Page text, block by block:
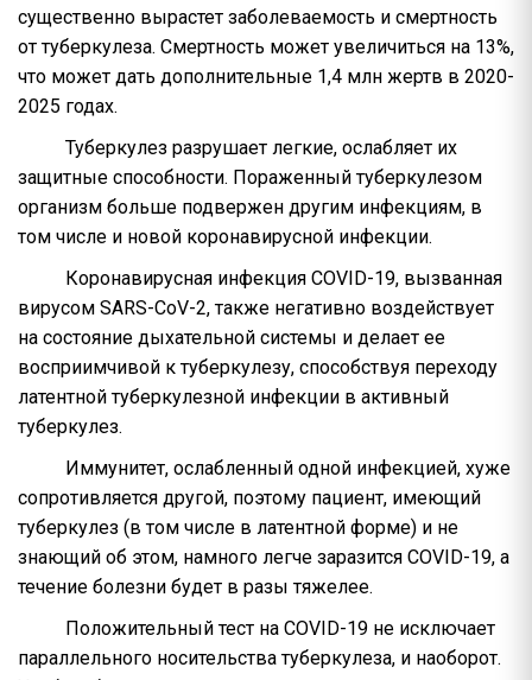
существенно вырастет заболеваемость и смертность
от туберкулеза. Смертность может увеличиться на 13%,
что может дать дополнительные 1,4 млн жертв в 2020-
2025 годах.
Туберкулез разрушает легкие, ослабляет их
защитные способности. Пораженный туберкулезом
организм больше подвержен другим инфекциям, в
том числе и новой коронавирусной инфекции.
Коронавирусная инфекция COVID-19, вызванная
вирусом SARS-CoV-2, также негативно воздействует
на состояние дыхательной системы и делает ее
восприимчивой к туберкулезу, способствуя переходу
латентной туберкулезной инфекции в активный
туберкулез.
Иммунитет, ослабленный одной инфекцией, хуже
сопротивляется другой, поэтому пациент, имеющий
туберкулез (в том числе в латентной форме) и не
знающий об этом, намного легче заразится COVID-19, а
течение болезни будет в разы тяжелее.
Положительный тест на COVID-19 не исключает
параллельного носительства туберкулеза, и наоборот.